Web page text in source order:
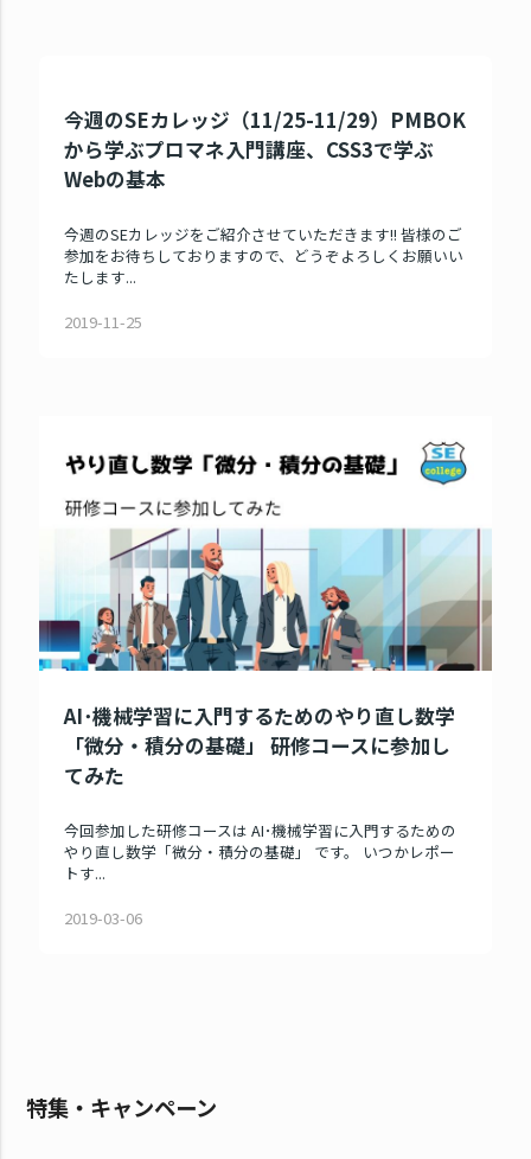
今週のSEカレッジ（11/25-11/29）PMBOK
から学ぶプロマネ入門講座、CSS3で学ぶ
Webの基本
今週のSEカレッジをご紹介させていただきます!! 皆様のご
参加をお待ちしておりますので、どうぞよろしくお願いい
たします...
2019-11-25
AI･機械学習に入門するためのやり直し数学
「微分・積分の基礎」 研修コースに参加し
てみた
今回参加した研修コースは AI･機械学習に入門するための
やり直し数学「微分・積分の基礎」 です。 いつかレポー
トす...
2019-03-06
特集・キャンペーン